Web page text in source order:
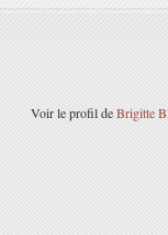
Voir le profil deBrigitte